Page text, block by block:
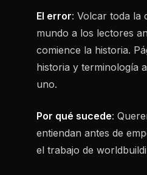
El error: Volcar toda la
mundo a los lectores
comience la historia.
historia y terminología
uno.
Por qué sucede:
entiendan antes de
el trabajo de